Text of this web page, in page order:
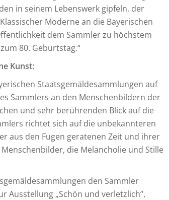
in seinem Lebenswerk gipfeln, der
Moderne an die Bayerischen
dem Sammler zu höchstem
80. Geburtstag.“
Kunst:
Staatsgemäldesammlungen auf
Sammlers an den Menschenbildern der
und sehr berührenden Blick auf die
richtet sich auf die unbekannteren
aus den Fugen geratenen Zeit und ihrer
die Melancholie und Stille
den Sammler
Ausstellung „Schön und verletzlich“,